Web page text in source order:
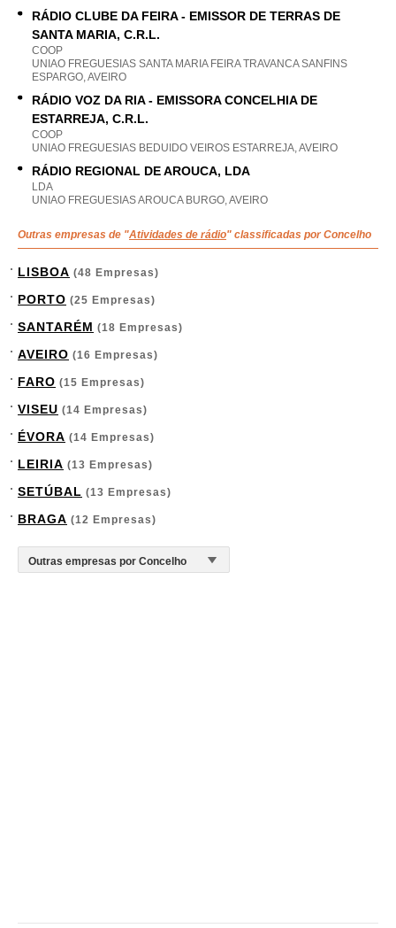
RÁDIO CLUBE DA FEIRA - EMISSOR DE TERRAS DE
SANTA MARIA, C.R.L.
COOP
UNIAO FREGUESIAS SANTA MARIA FEIRA TRAVANCA SANFINS
ESPARGO, AVEIRO
RÁDIO VOZ DA RIA - EMISSORA CONCELHIA DE
ESTARREJA, C.R.L.
COOP
UNIAO FREGUESIAS BEDUIDO VEIROS ESTARREJA, AVEIRO
RÁDIO REGIONAL DE AROUCA, LDA
LDA
UNIAO FREGUESIAS AROUCA BURGO, AVEIRO
Outras empresas de "Atividades de rádio" classificadas por Concelho
LISBOA (48 Empresas)
PORTO (25 Empresas)
SANTARÉM (18 Empresas)
AVEIRO (16 Empresas)
FARO (15 Empresas)
VISEU (14 Empresas)
ÉVORA (14 Empresas)
LEIRIA (13 Empresas)
SETÚBAL (13 Empresas)
BRAGA (12 Empresas)